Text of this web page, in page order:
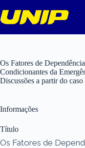
para
o
Os Fatores de
Condicionantes da
Discussões a partir do
Informações
Título
Os Fatores de